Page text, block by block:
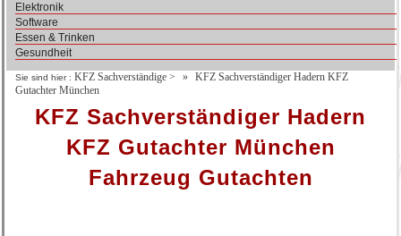
Elektronik
Software
Essen & Trinken
Gesundheit
Sie sind hier : KFZ Sachverständige >
KFZ Sachverständiger Hadern KFZ
Gutachter München
KFZ Sachverständiger Hadern
KFZ Gutachter München
Fahrzeug Gutachten